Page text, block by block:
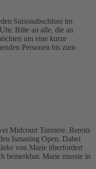
Saisonabschluss im
Bitte an alle, die an
um eine kurze
Personen bis zum
Midcourt Turniere. Bereits
Ismaning Open. Dabei
von Marie überfordert
bemerkbar. Marie musste in